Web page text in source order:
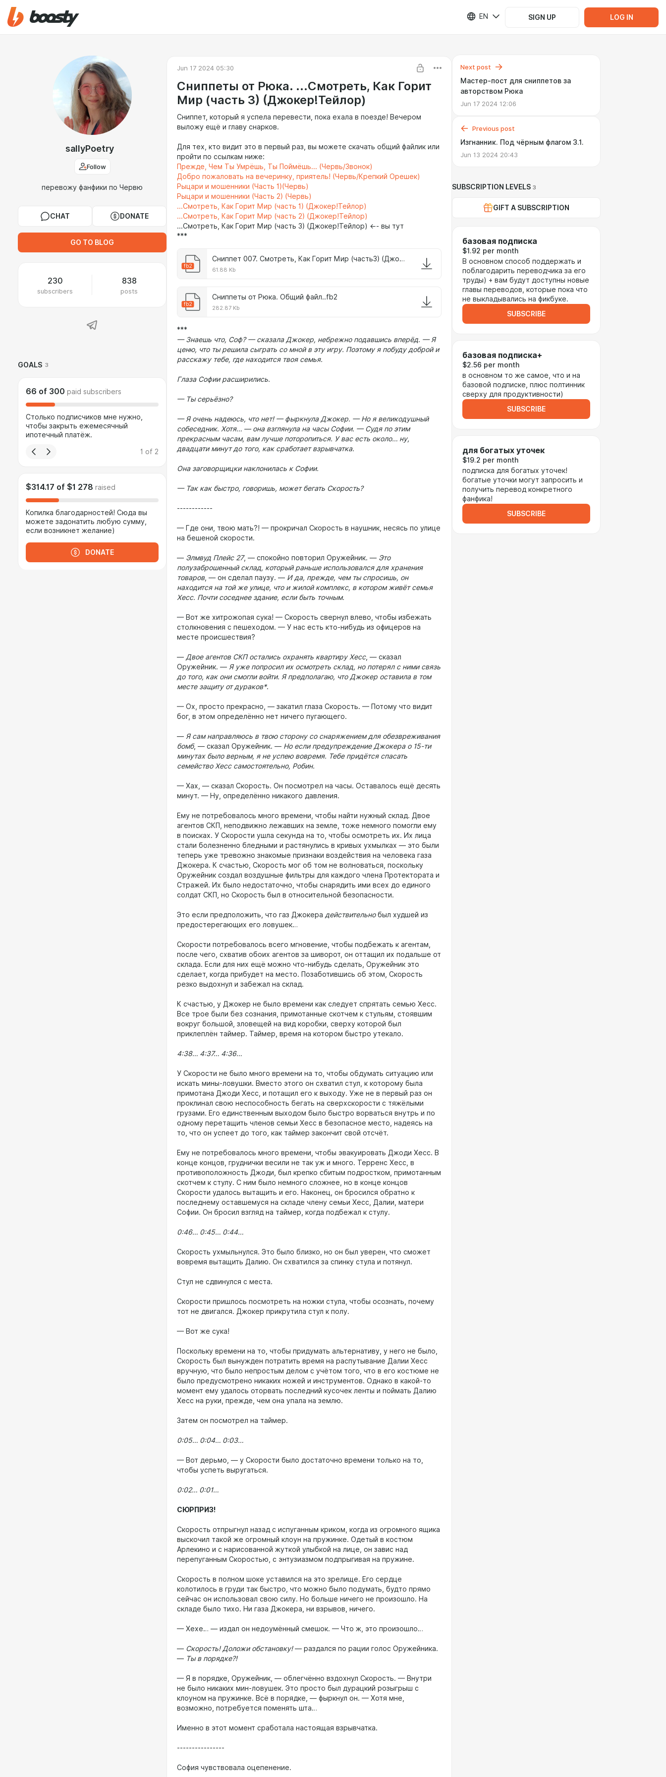
EN SIGN UP LOG IN
sallyPoetry
Follow
перевожу фанфики по Червю
CHAT DONATE
GO TO BLOG
230
subscribers
838
posts
GOALS 3
66 of 300 paid subscribers
Столько подписчиков мне нужно,
чтобы закрыть ежемесячный
ипотечный платёж.
1 of 2
$314.17 of $1 278 raised
Копилка благодарностей! Сюда вы
можете задонатить любую сумму,
если возникнет желание)
DONATE
Jun 17 2024 05:30
Сниппеты от Рюка. ...Смотреть, Как Горит
Мир (часть 3) (Джокер!Тейлор)
Сниппет, который я успела перевести, пока ехала в поезде! Вечером
выложу ещё и главу снарков.
Для тех, кто видит это в первый раз, вы можете скачать общий файлик или
пройти по ссылкам ниже:
Прежде, Чем Ты Умрёшь, Ты Поймёшь... (Червь/Звонок)
Добро пожаловать на вечеринку, приятель! (Червь/Крепкий Орешек)
Рыцари и мошенники (Часть 1)(Червь)
Рыцари и мошенники (Часть 2) (Червь)
...Смотреть, Как Горит Мир (часть 1) (Джокер!Тейлор)
...Смотреть, Как Горит Мир (часть 2) (Джокер!Тейлор)
...Смотреть, Как Горит Мир (часть 3) (Джокер!Тейлор) <-- вы тут
***
fb2
Сниппет 007. Смотреть, Как Горит Мир (часть3) (Джокер!Тейлор)..fb2
61.88 Kb
fb2
Сниппеты от Рюка. Общий файл..fb2
282.87 Kb
***
— Знаешь что, Соф? — сказала Джокер, небрежно подавшись вперёд. — Я
ценю, что ты решила сыграть со мной в эту игру. Поэтому я побуду доброй и
расскажу тебе, где находится твоя семья.
Глаза Софии расширились.
— Ты серьёзно?
— Я очень надеюсь, что нет! — фыркнула Джокер. — Но я великодушный
собеседник. Хотя… — она взглянула на часы Софии. — Судя по этим
прекрасным часам, вам лучше поторопиться. У вас есть около… ну,
двадцати минут до того, как сработает взрывчатка.
Она заговорщицки наклонилась к Софии.
— Так как быстро, говоришь, может бегать Скорость?
------------
— Где они, твою мать?! — прокричал Скорость в наушник, несясь по улице
на бешеной скорости.
— Элмвуд Плейс 27, — спокойно повторил Оружейник. — Это
полузаброшенный склад, который раньше использовался для хранения
товаров, — он сделал паузу. — И да, прежде, чем ты спросишь, он
находится на той же улице, что и жилой комплекс, в котором живёт семья
Хесс. Почти соседнее здание, если быть точным.
— Вот же хитрожопая сука! — Скорость свернул влево, чтобы избежать
столкновения с пешеходом. — У нас есть кто-нибудь из офицеров на
месте происшествия?
— Двое агентов СКП остались охранять квартиру Хесс, — сказал
Оружейник. — Я уже попросил их осмотреть склад, но потерял с ними связь
до того, как они смогли войти. Я предполагаю, что Джокер оставила в том
месте защиту от дураков*.
— Ох, просто прекрасно, — закатил глаза Скорость. — Потому что видит
бог, в этом определённо нет ничего пугающего.
— Я сам направляюсь в твою сторону со снаряжением для обезвреживания
бомб, — сказал Оружейник. — Но если предупреждение Джокера о 15-ти
минутах было верным, я не успею вовремя. Тебе придётся спасать
семейство Хесс самостоятельно, Робин.
— Хах, — сказал Скорость. Он посмотрел на часы. Оставалось ещё десять
минут. — Ну, определённо никакого давления.
Ему не потребовалось много времени, чтобы найти нужный склад. Двое
агентов СКП, неподвижно лежавших на земле, тоже немного помогли ему
в поисках. У Скорости ушла секунда на то, чтобы осмотреть их. Их лица
стали болезненно бледными и растянулись в кривых ухмылках — это были
теперь уже тревожно знакомые признаки воздействия на человека газа
Джокера. К счастью, Скорость мог об том не волноваться, поскольку
Оружейник создал воздушные фильтры для каждого члена Протектората и
Стражей. Их было недостаточно, чтобы снарядить ими всех до единого
солдат СКП, но Скорость был в относительной безопасности.
Это если предположить, что газ Джокера действительнобыл худшей из
предостерегающих его ловушек…
Скорости потребовалось всего мгновение, чтобы подбежать к агентам,
после чего, схватив обоих агентов за шиворот, он оттащил их подальше от
склада. Если для них ещё можно что-нибудь сделать, Оружейник это
сделает, когда прибудет на место. Позаботившись об этом, Скорость
резко выдохнул и забежал на склад.
К счастью, у Джокер не было времени как следует спрятать семью Хесс.
Все трое были без сознания, примотанные скотчем к стульям, стоявшим
вокруг большой, зловещей на вид коробки, сверху которой был
приклеплён таймер. Таймер, время на котором быстро утекало.
4:38… 4:37… 4:36…
У Скорости не было много времени на то, чтобы обдумать ситуацию или
искать мины-ловушки. Вместо этого он схватил стул, к которому была
примотана Джоди Хесс, и потащил его к выходу. Уже не в первый раз он
проклинал свою неспособность бегать на сверхскорости с тяжёлыми
грузами. Его единственным выходом было быстро ворваться внутрь и по
одному перетащить членов семьи Хесс в безопасное место, надеясь на
то, что он успеет до того, как таймер закончит свой отсчёт.
Ему не потребовалось много времени, чтобы эвакуировать Джоди Хесс. В
конце концов, груднички весили не так уж и много. Терренс Хесс, в
противоположность Джоди, был крепко сбитым подростком, примотанным
скотчем к стулу. С ним было немного сложнее, но в конце концов
Скорости удалось вытащить и его. Наконец, он бросился обратно к
последнему оставшемуся на складе члену семьи Хесс, Далии, матери
Софии. Он бросил взгляд на таймер, когда подбежал к стулу.
0:46… 0:45… 0:44…
Скорость ухмыльнулся. Это было близко, но он был уверен, что сможет
вовремя вытащить Далию. Он схватился за спинку стула и потянул.
Стул не сдвинулся с места.
Скорости пришлось посмотреть на ножки стула, чтобы осознать, почему
тот не двигался. Джокер прикрутила стул к полу.
— Вот же сука!
Поскольку времени на то, чтобы придумать альтернативу, у него не было,
Скорость был вынужден потратить время на распутывание Далии Хесс
вручную, что было непростым делом с учётом того, что в его костюме не
было предусмотрено никаких ножей и инструментов. Однако в какой-то
момент ему удалось оторвать последний кусочек ленты и поймать Далию
Хесс на руки, прежде, чем она упала на землю.
Затем он посмотрел на таймер.
0:05… 0:04… 0:03…
— Вот дерьмо, — у Скорости было достаточно времени только на то,
чтобы успеть выругаться.
0:02… 0:01…
СЮРПРИЗ!
Скорость отпрыгнул назад с испуганным криком, когда из огромного ящика
выскочил такой же огромный клоун на пружинке. Одетый в костюм
Арлекино и с нарисованной жуткой улыбкой на лице, он завис над
перепуганным Скоростью, с энтузиазмом подпрыгивая на пружине.
Скорость в полном шоке уставился на это зрелище. Его сердце
колотилось в груди так быстро, что можно было подумать, будто прямо
сейчас он использовал свою силу. Но больше ничего не произошло. На
складе было тихо. Ни газа Джокера, ни взрывов, ничего.
— Хехе… — издал он недоумённый смешок. — Что ж, это произошло…
— Скорость! Доложи обстановку!— раздался по рации голос Оружейника.
— Ты в порядке?!
— Я в порядке, Оружейник, — облегчённо вздохнул Скорость. — Внутри
не было никаких мин-ловушек. Это просто был дурацкий розыгрыш с
клоуном на пружинке. Всё в порядке, — фыркнул он. — Хотя мне,
возможно, потребуется поменять шта…
Именно в этот момент сработала настоящая взрывчатка.
----------------
София чувствовала оцепенение.
Next post
Мастер-пост для сниппетов за
авторством Рюка
Jun 17 2024 12:06
Previous post
Изгнанник. Под чёрным флагом 3.1.
Jun 13 2024 20:43
SUBSCRIPTION LEVELS 3
GIFT A SUBSCRIPTION
базовая подписка
$1.92 per month
В основном способ поддержать и
поблагодарить переводчика за его
труды) + вам будут доступны новые
главы переводов, которые пока что
не выкладывались на фикбуке.
SUBSCRIBE
базовая подписка+
$2.56 per month
в основном то же самое, что и на
базовой подписке, плюс полтинник
сверху для продуктивности)
SUBSCRIBE
для богатых уточек
$19.2 per month
подписка для богатых уточек!
богатые уточки могут запросить и
получить перевод конкретного
фанфика!
SUBSCRIBE